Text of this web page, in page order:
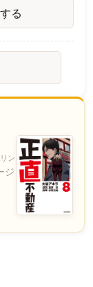
る
ン
ジ